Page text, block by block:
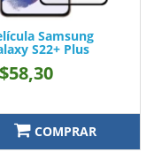
Samsung
S22+ Plus
COMPRAR